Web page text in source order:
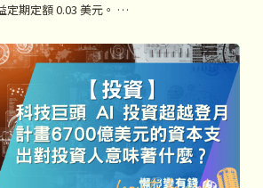
定期定額 0.03 美元。 …